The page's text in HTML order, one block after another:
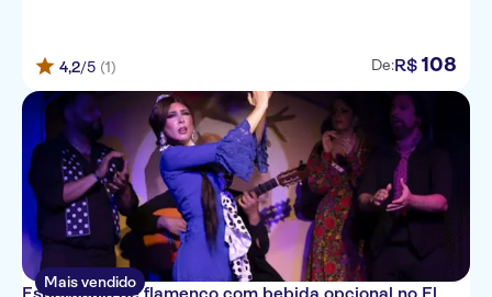
4,2/5 (1) De:R$ 108
Mais vendido